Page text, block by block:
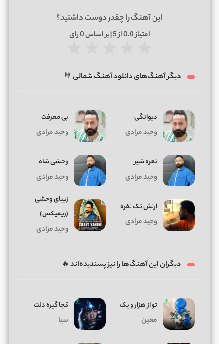
این آهنگ را چقدر دوست داشتید؟
امتیاز0.0از 5 | بر اساس 0رای
دیگر آهنگ‌های دانلود آهنگ شمالی 🤘
دیوانگی
وحید مرادی
بی معرفت
وحید مرادی
نعره شیر
وحید مرادی
وحشی شاه
وحید مرادی
ارتش تک نفره
وحید مرادی
زیبای وحشی
(ریمیکس)
وحید مرادی
دیگران این آهنگ‌ها را نیز پسندیده‌اند 🔥
تو از هزار و یک
معین
کجا گیره دلت
سیا